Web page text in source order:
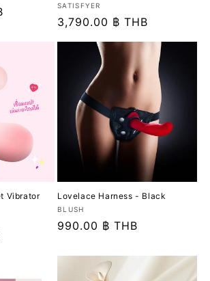
เวน
เด
SATISFYER
ราคา
ปกติ
3,790.00 ฿ THB
Vibrator
Lovelace Harness - Black
เวน
เด
BLUSH
ราคา
990.00 ฿ THB